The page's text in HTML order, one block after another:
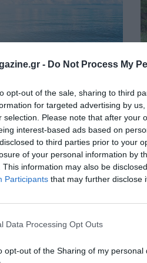
- Do Not Process My
opt-out of the sale, sharing to third
for targeted advertising by
selection. Please note that after your
interest-based ads based on
to third parties prior to your
of your personal information by
This information may also be
Participants that may further disclose
Data Processing Opt Outs
opt-out of the Sharing of my personal
Βαρέα – Aqua
του αγώνα